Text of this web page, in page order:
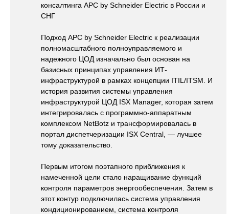
консалтинга APC by Schneider Electric в России и
СНГ
Подход APC by Schneider Electric к реализации
полномасштабного полноуправляемого и
надежного ЦОД изначально был основан на
базисных принципах управления ИТ-
инфраструктурой в рамках концепции ITIL/ITSM. И
история развития системы управления
инфраструктурой ЦОД ISX Manager, которая затем
интегрировалась с программно-аппаратным
комплексом NetBotz и трансформировалась в
портал диспетчеризации ISX Central, — лучшее
тому доказательство.
Первым итогом поэтапного приближения к
намеченной цели стало наращивание функций
контроля параметров энергообеспечения. Затем в
этот контур подключилась система управления
кондиционированием, система контроля